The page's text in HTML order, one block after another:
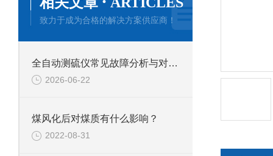
致力于成为合格的解决方案供应商！
全自动测硫仪常见故障分析与对应解决策略分享
2026-06-22
煤风化后对煤质有什么影响？
2022-08-31